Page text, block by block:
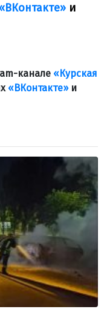
«ВКонтакте» и
канале «Курская
«ВКонтакте»и